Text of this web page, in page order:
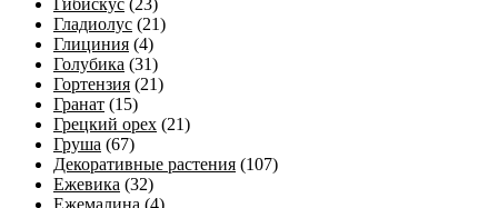
Гибискус (23)
Гладиолус (21)
Глициния (4)
Голубика (31)
Гортензия (21)
Гранат (15)
Грецкий орех (21)
Груша (67)
Декоративные растения (107)
Ежевика (32)
Ежемалина (4)